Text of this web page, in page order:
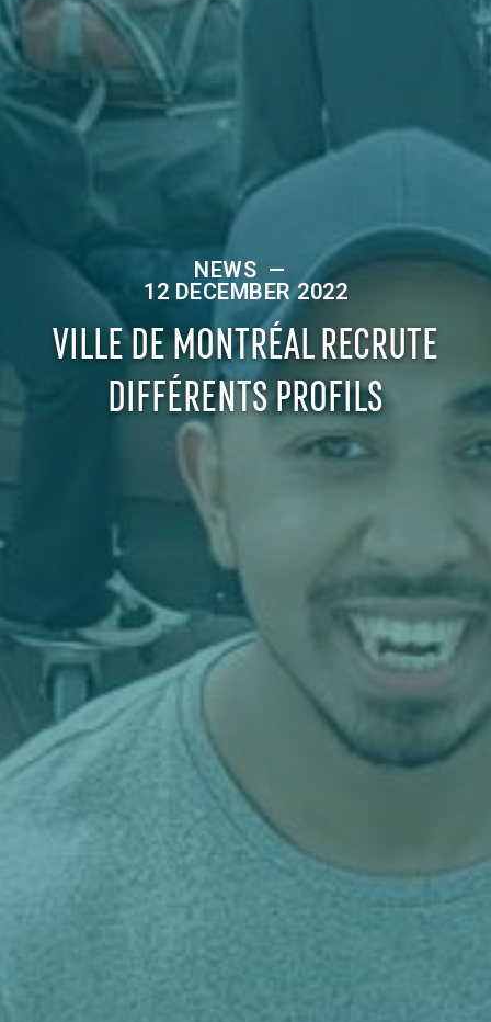
NEWS —
12 DECEMBER 2022
VILLE DE MONTRÉAL RECRUTE
DIFFÉRENTS PROFILS